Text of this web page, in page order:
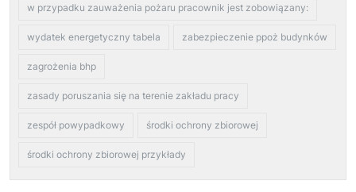
w przypadku zauważenia pożaru pracownik jest zobowiązany:
wydatek energetyczny tabela zabezpieczenie ppoż budynków
zagrożenia bhp
zasady poruszania się na terenie zakładu pracy
zespół powypadkowy środki ochrony zbiorowej
środki ochrony zbiorowej przykłady